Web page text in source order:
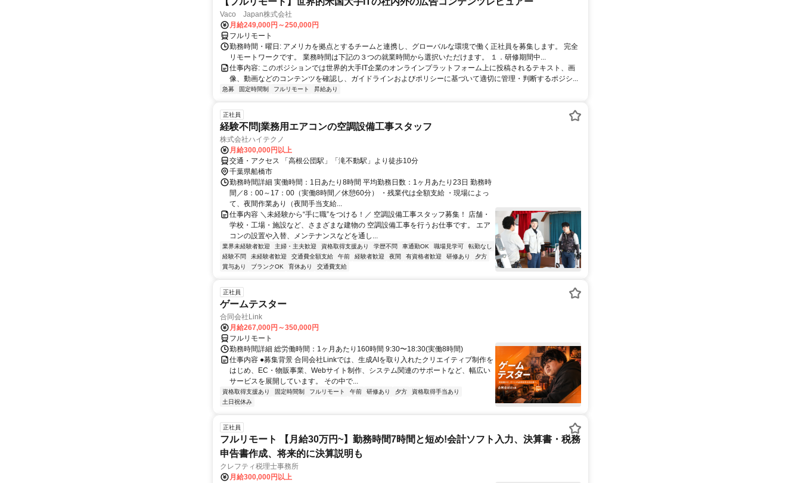
Vaco Japan株式会社
月給249,000円～250,000円
フルリモート
勤務時間・曜日: アメリカを拠点とするチームと連携し、グローバルな環境で働く正社員を募集します。 完全
リモートワークです。 業務時間は下記の３つの就業時間から選択いただけます。 １．研修期間中...
仕事内容: このポジションでは世界的大手IT企業のオンラインプラットフォーム上に投稿されるテキスト、画
像、動画などのコンテンツを確認し、ガイドラインおよびポリシーに基づいて適切に管理・判断するポジシ...
急募 固定時間制 フルリモート 昇給あり
正社員
経験不問|業務用エアコンの空調設備工事スタッフ
株式会社ハイテクノ
月給300,000円以上
交通・アクセス 「高根公団駅」「滝不動駅」より徒歩10分
千葉県船橋市
勤務時間詳細 実働時間：1日あたり8時間 平均勤務日数：1ヶ月あたり23日 勤務時
間／8：00～17：00（実働8時間／休憩60分） ・残業代は全額支給 ・現場によっ
て、夜間作業あり（夜間手当支給...
仕事内容 ＼未経験から“手に職”をつける！／ 空調設備工事スタッフ募集！ 店舗・
学校・工場・施設など、さまざまな建物の 空調設備工事を行うお仕事です。 エア
コンの設置や入替、メンテナンスなどを通し...
業界未経験者歓迎 主婦・主夫歓迎 資格取得支援あり 学歴不問 車通勤OK 職場見学可
転勤なし
経験不問
未経験者歓迎 交通費全額支給 午前 経験者歓迎 夜間 有資格者歓迎 研修あり
夕方
賞与あり
ブランクOK 育休あり 交通費支給
正社員
ゲームテスター
合同会社Link
月給267,000円～350,000円
フルリモート
勤務時間詳細 総労働時間：1ヶ月あたり160時間 9:30〜18:30(実働8時間)
仕事内容 ●募集背景 合同会社Linkでは、生成AIを取り入れたクリエイティブ制作を
はじめ、EC・物販事業、Webサイト制作、システム関連のサポートなど、幅広い
サービスを展開しています。 その中で...
資格取得支援あり 固定時間制 フルリモート 午前 研修あり 夕方
資格取得手当あり
土日祝休み
正社員
フルリモート 【月給30万円~】勤務時間7時間と短め!会計ソフト入力、決算書・税務
申告書作成、将来的に決算説明も
クレフティ税理士事務所
月給300,000円以上